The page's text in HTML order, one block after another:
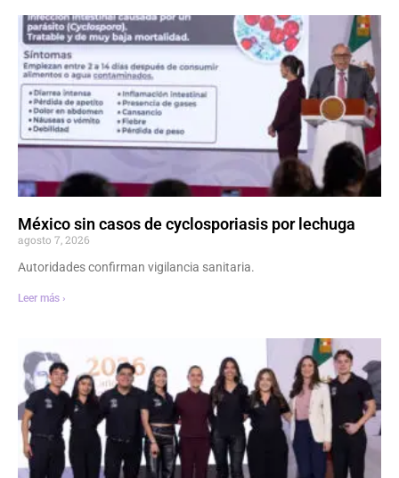
México sin casos de cyclosporiasis por lechuga
agosto 7, 2026
Autoridades confirman vigilancia sanitaria.
Leer más ›